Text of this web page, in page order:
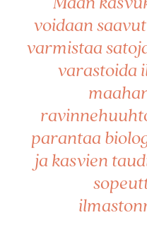
voidaan
varmistaa
varastoida
parantaa
ja kasvien